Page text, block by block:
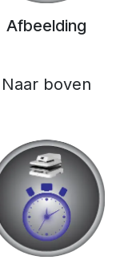
Afbeelding
Naar boven